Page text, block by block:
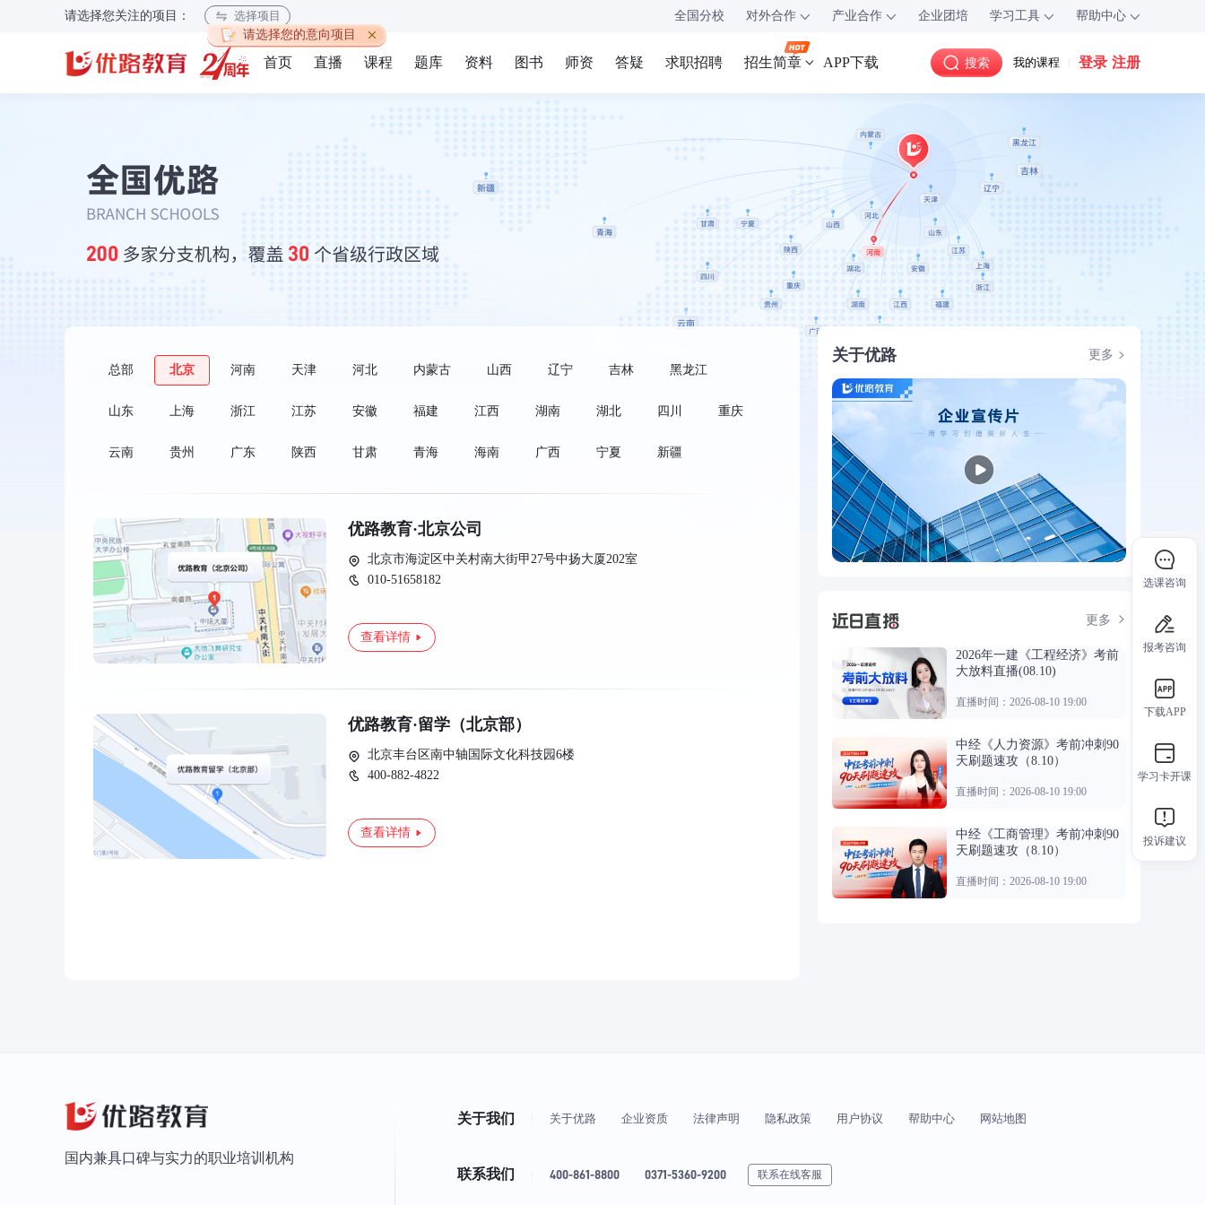
请选择您关注的项目：
选择项目
请选择您的意向项目
全国分校 对外合作 产业合作 企业团培 学习工具 帮助中心
首页 直播 课程 题库 资料 图书 师资 答疑 求职招聘 招生简章 APP下载 搜索 我的课程 登录 注册
总部 北京 河南 天津 河北 内蒙古 山西 辽宁 吉林 黑龙江
山东 上海 浙江 江苏 安徽 福建 江西 湖南 湖北 四川 重庆
云南 贵州 广东 陕西 甘肃 青海 海南 广西 宁夏 新疆
优路教育·北京公司
北京市海淀区中关村南大街甲27号中扬大厦202室
010-51658182
查看详情
优路教育·留学（北京部）
北京丰台区南中轴国际文化科技园6楼
400-882-4822
查看详情
关于优路 更多
更多
2026年一建《工程经济》考前
大放料直播(08.10)
直播时间：2026-08-10 19:00
中经《人力资源》考前冲刺90
天刷题速攻（8.10）
直播时间：2026-08-10 19:00
中经《工商管理》考前冲刺90
天刷题速攻（8.10）
直播时间：2026-08-10 19:00
国内兼具口碑与实力的职业培训机构
关于我们 关于优路 企业资质 法律声明 隐私政策 用户协议 帮助中心 网站地图
联系我们 400-861-8800 0371-5360-9200 联系在线客服
选课咨询
报考咨询
下载APP
学习卡开课
投诉建议